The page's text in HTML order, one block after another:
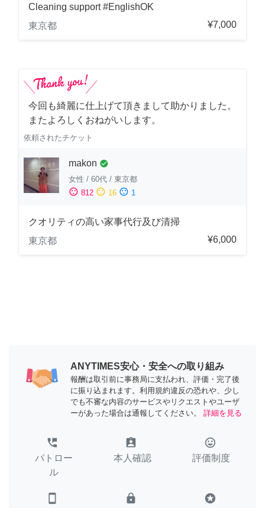
Cleaning support #EnglishOK
東京都
¥7,000
今回も綺麗に仕上げて頂きまして助かりました。
またよろしくおねがいします。
依頼されたチケット
makon check_circle
女性 / 60代 / 東京都
sentiment_satisfied 812 sentiment_neutral 16 sentiment_dissatisfied 1
クオリティの高い家事代行及び清掃
東京都
¥6,000
ANYTIMES安心・安全への取り組み
報酬は取引前に事務局に支払われ、評価・完了後
に振り込まれます。利用規約違反の恐れや、少し
でも不審な内容のサービスやリクエストやユーザ
ーがあった場合は通報してください。
詳細を見る
perm_phone_msg
パトロー
ル
assignment_ind
本人確認
tag_faces
評価制度
smartphone lock stars